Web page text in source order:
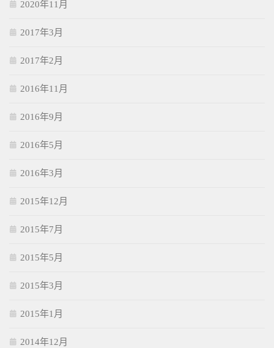
2020年11月
2017年3月
2017年2月
2016年11月
2016年9月
2016年5月
2016年3月
2015年12月
2015年7月
2015年5月
2015年3月
2015年1月
2014年12月